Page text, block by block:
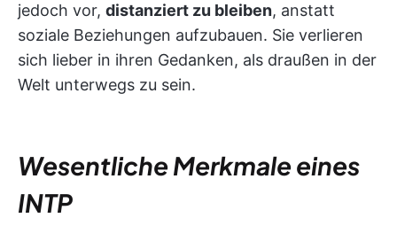
jedoch vor, distanziert zu bleiben, anstatt
soziale Beziehungen aufzubauen. Sie verlieren
sich lieber in ihren Gedanken, als draußen in der
Welt unterwegs zu sein.
Wesentliche Merkmale eines
INTP